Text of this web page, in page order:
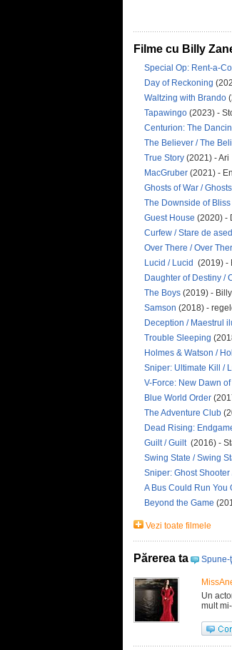
Filme cu Billy
Special Op: Rent-a-
Day of Reckoning
Waltzing with Brando
Tapawingo (2023) -
Centurion: The
The Believer / The
True Story (2021) - Ari
MacGruber (2021) -
Ghosts of War /
The Downside of Bliss
Guest House (2020) -
Curfew / Stare de
Over There / Over
Lucid / Lucid (2019) -
Daughter of Destiny /
The Boys (2019) -
Samson (2018) -
Deception / Maestrul
Trouble Sleeping
Holmes & Watson /
Sniper: Ultimate Kill /
V-Force: New Dawn of
Blue World Order
The Adventure Club
Dead Rising:
Guilt / Guilt (2016) -
Swing State / Swing
Sniper: Ghost
A Bus Could Run You
Beyond the Game
Vezi toate filmele
Părerea ta Spune-
Un
mult